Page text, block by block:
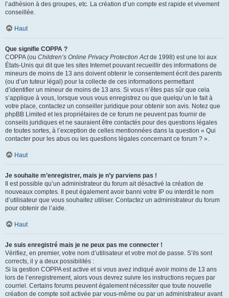
l’adhésion à des groupes, etc. La création d’un compte est rapide et vivement
conseillée.
Haut
Que signifie COPPA ?
COPPA (ou Children’s Online Privacy Protection Actde 1998) est une loi aux
États-Unis qui dit que les sites Internet pouvant recueillir des informations de
mineurs de moins de 13 ans doivent obtenir le consentement écrit des parents
(ou d’un tuteur légal) pour la collecte de ces informations permettant
d’identifier un mineur de moins de 13 ans. Si vous n’êtes pas sûr que cela
s’applique à vous, lorsque vous vous enregistrez ou que quelqu’un le fait à
votre place, contactez un conseiller juridique pour obtenir son avis. Notez que
phpBB Limited et les propriétaires de ce forum ne peuvent pas fournir de
conseils juridiques et ne sauraient être contactés pour des questions légales
de toutes sortes, à l’exception de celles mentionnées dans la question « Qui
contacter pour les abus ou les questions légales concernant ce forum ? ».
Haut
Je souhaite m’enregistrer, mais je n’y parviens pas !
Il est possible qu’un administrateur du forum ait désactivé la création de
nouveaux comptes. Il peut également avoir banni votre IP ou interdit le nom
d’utilisateur que vous souhaitez utiliser. Contactez un administrateur du forum
pour obtenir de l’aide.
Haut
Je suis enregistré mais je ne peux pas me connecter !
Vérifiez, en premier, votre nom d’utilisateur et votre mot de passe. S’ils sont
corrects, il y a deux possibilités :
Si la gestion COPPA est active et si vous avez indiqué avoir moins de 13 ans
lors de l’enregistrement, alors vous devrez suivre les instructions reçues par
courriel. Certains forums peuvent également nécessiter que toute nouvelle
création de compte soit activée par vous-même ou par un administrateur avant